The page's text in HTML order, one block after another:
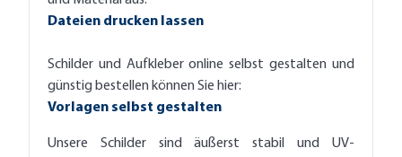
Dateien drucken lassen
Schilder und Aufkleber online selbst gestalten und
günstig bestellen können Sie hier:
Vorlagen selbst gestalten
Unsere Schilder sind äußerst stabil und UV-